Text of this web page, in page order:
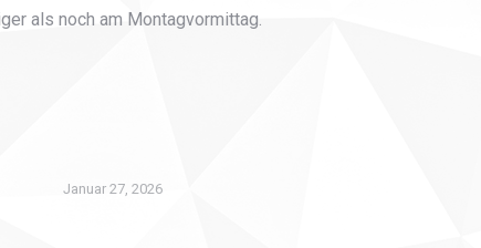
als noch am Montagvormittag.
Januar 27, 2026